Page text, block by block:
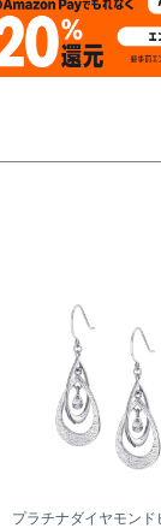
プラチナダイヤモンド